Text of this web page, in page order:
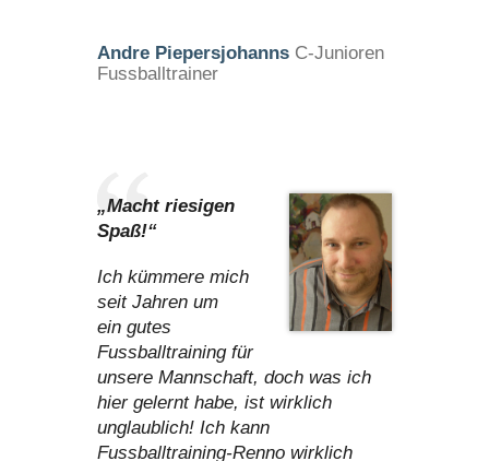
Andre Piepersjohanns C-Junioren
Fussballtrainer
„Macht riesigen
Spaß!“
Ich kümmere mich
seit Jahren um
ein gutes
Fussballtraining für
unsere Mannschaft, doch was ich
hier gelernt habe, ist wirklich
unglaublich! Ich kann
Fussballtraining-Renno wirklich